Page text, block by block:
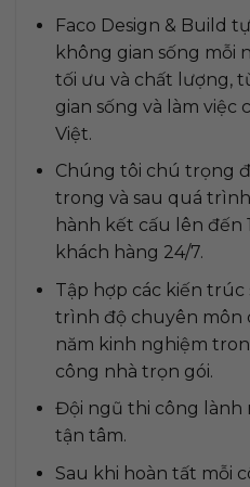
Faco Design & Build
không gian sống mỗi
tối ưu và chất lượng,
gian sống và làm việc
Việt.
Chúng tôi chú trọng
trong và sau quá
hành kết cấu lên đến
khách hàng 24/7.
Tập hợp các kiến trúc
trình độ chuyên môn
năm kinh nghiệm
công nhà trọn gói.
Đội ngũ thi công lành
tận tâm.
Sau khi hoàn tất mỗi